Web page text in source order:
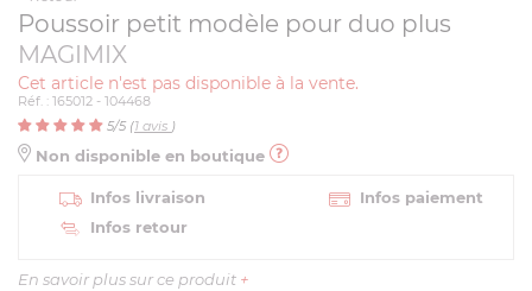
Poussoir petit modèle pour duo plus
MAGIMIX
Cet article n'est pas disponible à la vente.
Réf. : 165012 - 104468
5/5 (1 avis )
Non disponible en boutique
Infos livraison
Infos paiement
Infos retour
En savoir plus sur ce produit +